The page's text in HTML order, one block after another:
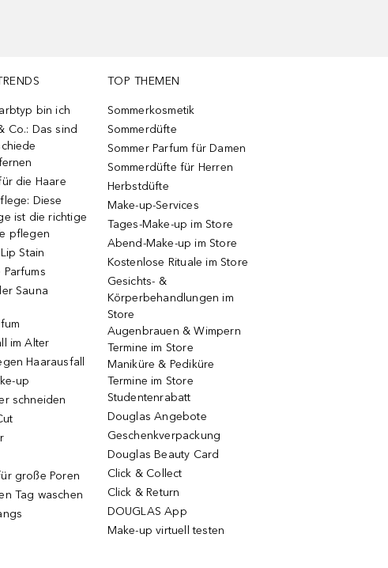
bin ich
Co.: Das sind
die Haare
Diese
ist die richtige
pflegen
Stain
Sauna
im Alter
Haarausfall
up
schneiden
große Poren
Tag waschen
TOP THEMEN
Sommerkosmetik
Sommerdüfte
Sommer Parfum für Damen
Sommerdüfte für Herren
Herbstdüfte
Make-up-Services
Tages-Make-up im Store
Abend-Make-up im Store
Kostenlose Rituale im Store
Gesichts- &
Körperbehandlungen im
Store
Augenbrauen & Wimpern
Termine im Store
Maniküre & Pediküre
Termine im Store
Studentenrabatt
Douglas Angebote
Geschenkverpackung
Douglas Beauty Card
Click & Collect
Click & Return
DOUGLAS App
Make-up virtuell testen